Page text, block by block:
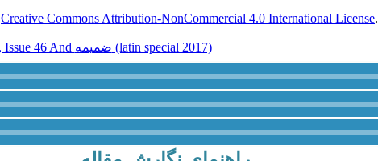
Creative Commons Attribution-NonCommercial 4.0 International License.
Volume 16, Issue 46 And ضميمه (latin special 2017)